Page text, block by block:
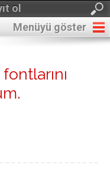
ol
Menüyü göster